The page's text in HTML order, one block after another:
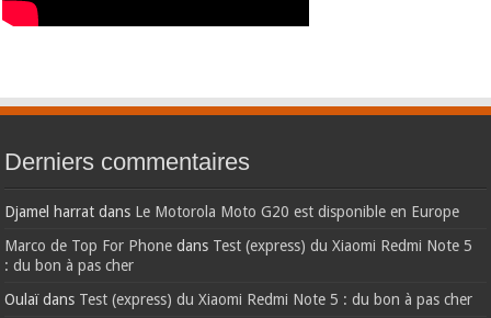
Derniers commentaires
Djamel harrat dans Le Motorola Moto G20 est disponible en Europe
Marco de Top For Phone dans Test (express) du Xiaomi Redmi Note 5
: du bon à pas cher
Oulaïdans Test (express) du Xiaomi Redmi Note 5 : du bon à pas cher